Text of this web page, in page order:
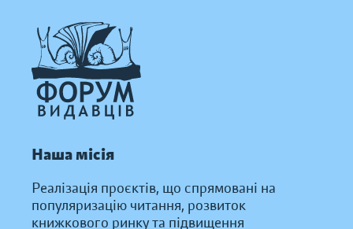
Наша місія
Реалізація проєктів, що спрямовані на
популяризацію читання, розвиток
книжкового ринку та підвищення